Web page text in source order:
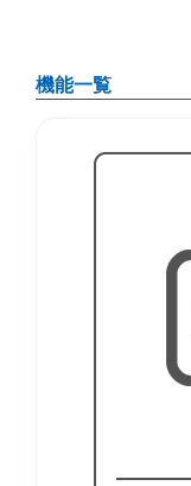
機能一覧